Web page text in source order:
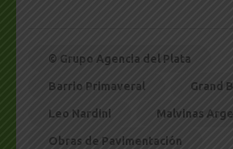
© Grupo Agencia del Plata
Barrio Primaveral Grand
Leo Nardini Malvinas
Obras de Pavimentación